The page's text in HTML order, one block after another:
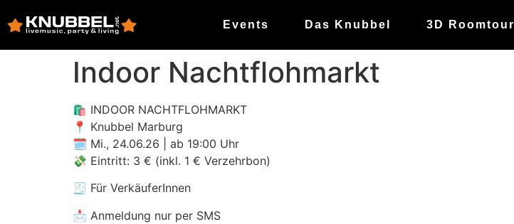
Events Das Knubbel 3D Roomtour
Indoor Nachtflohmarkt
🛍 INDOOR NACHTFLOHMARKT
📍 Knubbel Marburg
🗓 Mi., 24.06.26 | ab 19:00 Uhr
💸 Eintritt: 3 € (inkl. 1 € Verzehrbon)
🧾 Für VerkäuferInnen
📩 Anmeldung nur per SMS